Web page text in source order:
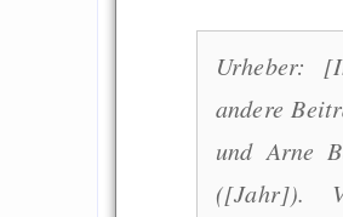
Urheber:
andere
und Arne
([Jahr]).